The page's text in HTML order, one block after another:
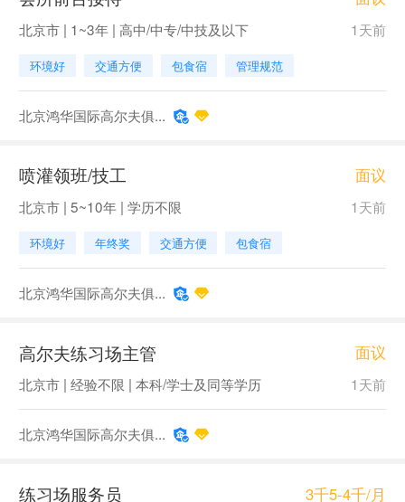
北京市 | 1~3年 | 高中/中专/中技及以下 1天前
环境好 交通方便 包食宿 管理规范
北京鸿华国际高尔夫俱...
喷灌领班/技工 面议
北京市 | 5~10年 | 学历不限 1天前
环境好 年终奖 交通方便 包食宿
北京鸿华国际高尔夫俱...
高尔夫练习场主管 面议
北京市 | 经验不限 | 本科/学士及同等学历 1天前
北京鸿华国际高尔夫俱...
练习场服务员 3千5-4千/月